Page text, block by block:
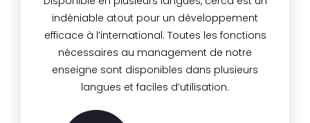
indéniable atout pour un développement
efficace à l’international. Toutes les fonctions
nécessaires au management de notre
enseigne sont disponibles dans plusieurs
langues et faciles d’utilisation.